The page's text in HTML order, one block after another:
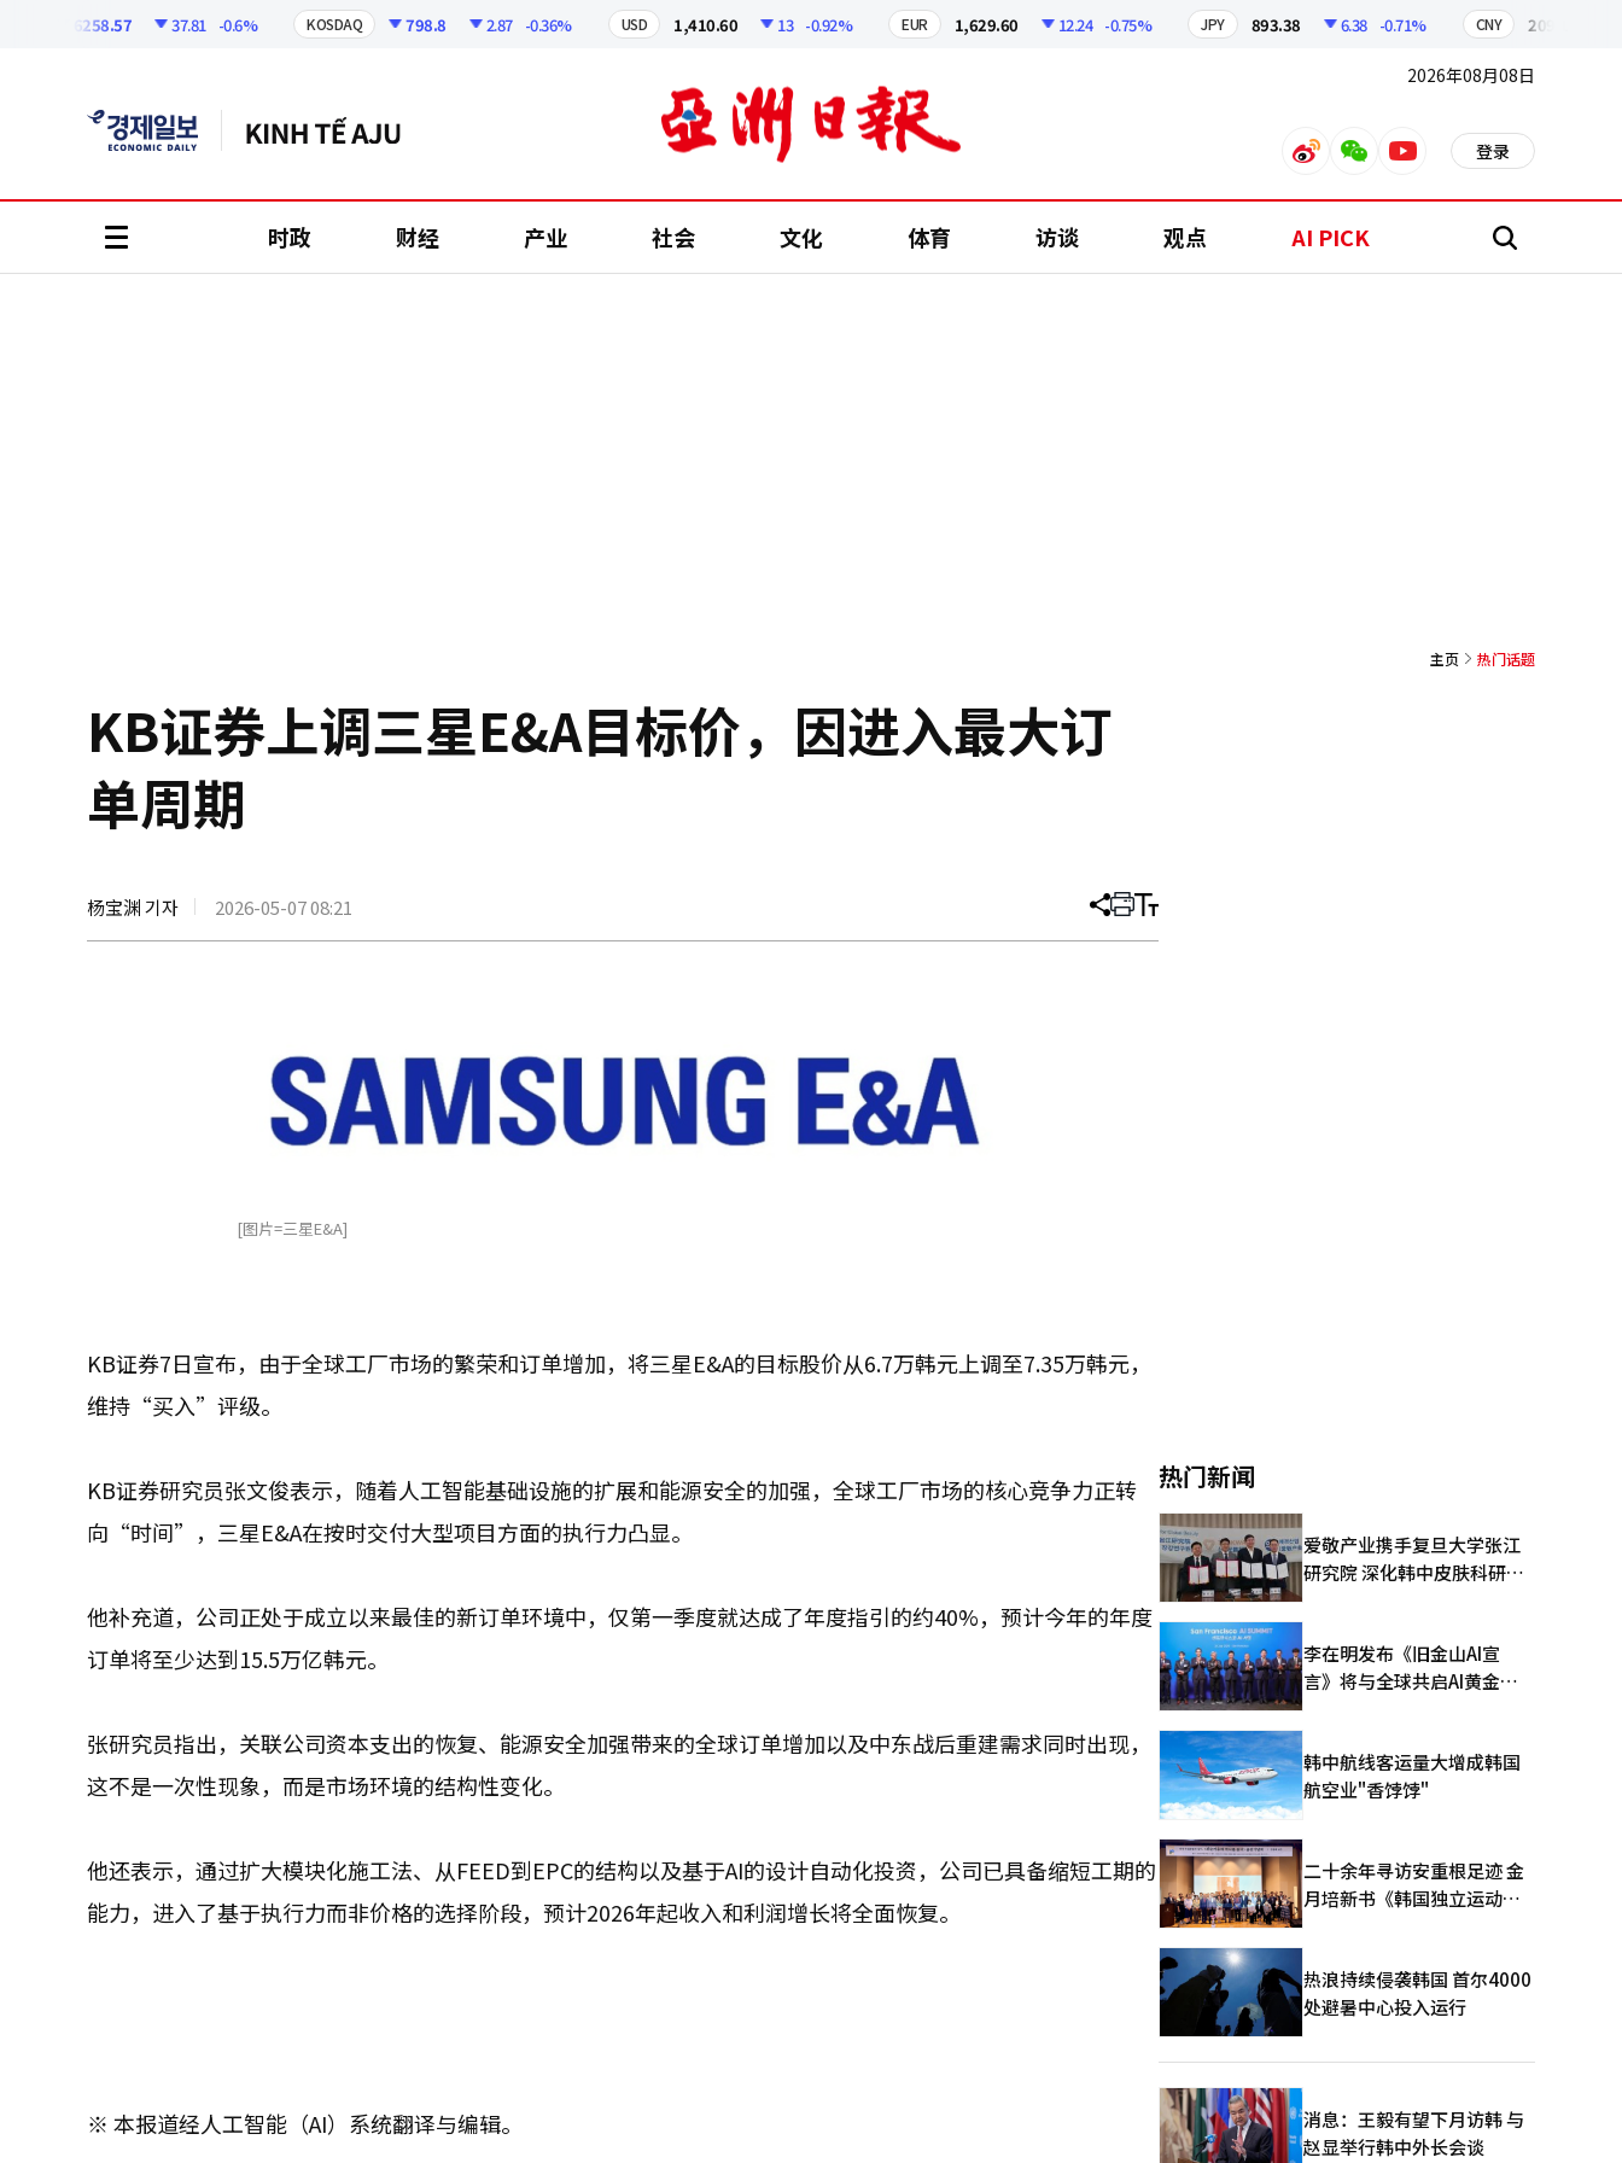
6258.57 37.81 -0.6% KOSDAQ 798.8 2.87 -0.36% USD 1,410.60 13 -0.92% EUR 1,629.60 12.24 -0.75% JPY 893.38 6.38 -0.71% CNY 209.17
2026年08月08日
weiboweixinyoutube 登录
时政 财经 产业 社会 文化 体育 访谈 观点 AI PICK 搜
主页 热门话题
KB证券上调三星E&A目标价，因进入最大订
单周期
杨宝渊 기자 2026-05-07 08:21 分
文
打 调
大
[图片=三星E&A]
KB证券7日宣布，由于全球工厂市场的繁荣和订单增加，将三星E&A的目标股价从6.7万韩元上调至7.35万韩元，
维持“买入”评级。
KB证券研究员张文俊表示，随着人工智能基础设施的扩展和能源安全的加强，全球工厂市场的核心竞争力正转
向“时间”，三星E&A在按时交付大型项目方面的执行力凸显。
他补充道，公司正处于成立以来最佳的新订单环境中，仅第一季度就达成了年度指引的约40%，预计今年的年度
订单将至少达到15.5万亿韩元。
张研究员指出，关联公司资本支出的恢复、能源安全加强带来的全球订单增加以及中东战后重建需求同时出现，
这不是一次性现象，而是市场环境的结构性变化。
他还表示，通过扩大模块化施工法、从FEED到EPC的结构以及基于AI的设计自动化投资，公司已具备缩短工期的
能力，进入了基于执行力而非价格的选择阶段，预计2026年起收入和利润增长将全面恢复。
※ 本报道经人工智能（AI）系统翻译与编辑。
热门新闻
爱敬产业携手复旦大学张江
研究院 深化韩中皮肤科研合
李在明发布《旧金山AI宣
言》将与全球共启AI黄金时
韩中航线客运量大增成韩国
航空业"香饽饽"
二十余年寻访安重根足迹 金
月培新书《韩国独立运动圣
热浪持续侵袭韩国 首尔4000
处避暑中心投入运行
消息：王毅有望下月访韩 与
赵显举行韩中外长会谈